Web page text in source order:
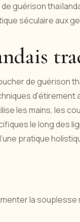
guérison
séculaire aux
de guérison
d'étirement
les mains, les
le long des
pratique
la souplesse